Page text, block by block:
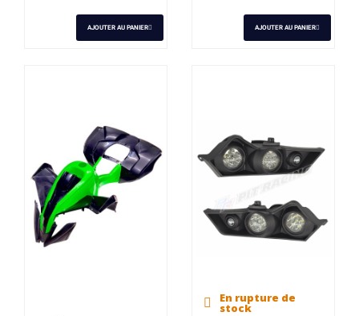
AJOUTER AU PANIER AJOUTER AU PANIER
En rupture de
stock